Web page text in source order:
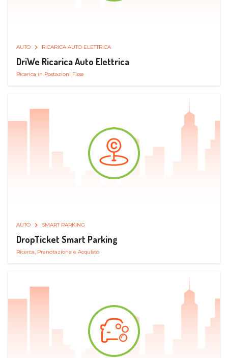
AUTO RICARICA AUTO ELETTRICA
DriWe Ricarica Auto Elettrica
Ricarica in Postazioni Fisse
AUTO SMART PARKING
DropTicket Smart Parking
Ricerca, Prenotazione e Acquisto